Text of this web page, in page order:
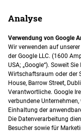
Analyse
Verwendung von Google
Wir verwenden auf
der Google LLC. (1600
USA; „Google“). Soweit
Wirtschaftsraum oder der
House, Barrow Street,
Verantwortliche. Google
verbundene
Einhaltung der
Die Datenverarbeitung
Besucher sowie für